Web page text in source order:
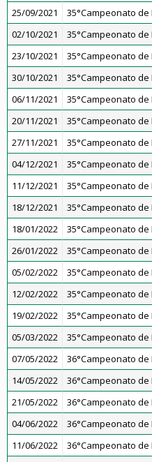
25/09/2021
35°Campeonato
02/10/2021
35°Campeonato
23/10/2021
35°Campeonato
30/10/2021
35°Campeonato
06/11/2021
35°Campeonato
20/11/2021
35°Campeonato
27/11/2021
35°Campeonato
04/12/2021
35°Campeonato
11/12/2021
35°Campeonato
18/12/2021
35°Campeonato
18/01/2022
35°Campeonato
26/01/2022
35°Campeonato
05/02/2022
35°Campeonato
12/02/2022
35°Campeonato
19/02/2022
35°Campeonato
05/03/2022
35°Campeonato
07/05/2022
36°Campeonato
14/05/2022
36°Campeonato
21/05/2022
36°Campeonato
04/06/2022
36°Campeonato
11/06/2022
36°Campeonato